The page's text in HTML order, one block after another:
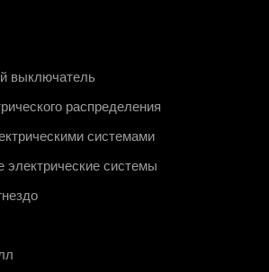
выключатель
распределения
системами
электрические системы